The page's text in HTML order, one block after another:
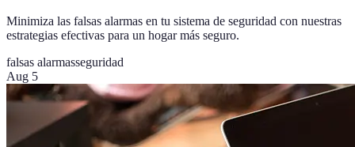
Minimiza las falsas alarmas en tu sistema de seguridad con nuestras
estrategias efectivas para un hogar más seguro.
falsas alarmasseguridad
Aug 5